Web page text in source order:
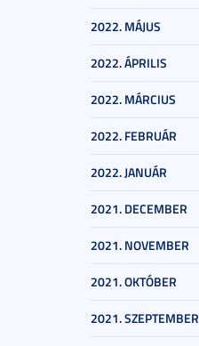
2022. MÁJUS
2022. ÁPRILIS
2022. MÁRCIUS
2022. FEBRUÁR
2022. JANUÁR
2021. DECEMBER
2021. NOVEMBER
2021. OKTÓBER
2021. SZEPTEMBER